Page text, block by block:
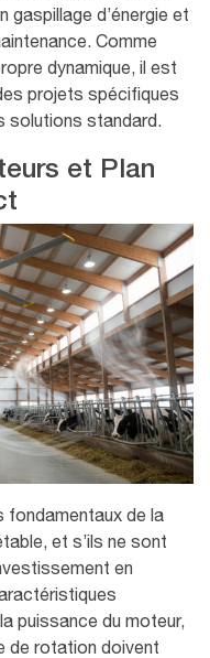
gaspillage d’énergie et
Comme
dynamique, il est
projets spécifiques
solutions standard.
et Plan
fondamentaux de la
et s’ils ne sont
en
puissance du moteur,
de rotation doivent